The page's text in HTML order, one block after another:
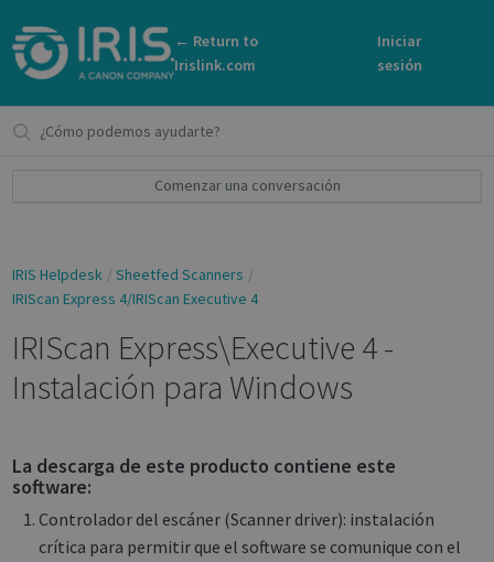
← Return to
Irislink.com
Iniciar
sesión
Comenzar una conversación
IRIS Helpdesk
Sheetfed Scanners
IRIScan Express 4/IRIScan Executive 4
IRIScan Express\Executive 4 -
Instalación para Windows
La descarga de este producto contiene este
software:
Controlador del escáner (Scanner driver): instalación
crítica para permitir que el software se comunique con el